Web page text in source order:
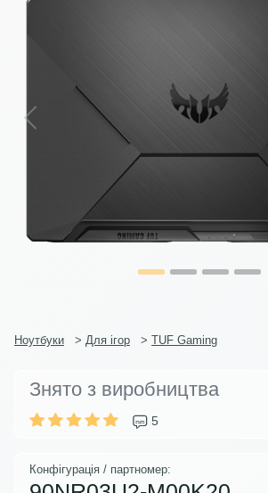
Previous
Ноутбуки > Для ігор > TUF Gaming
Знято з виробництва
5
Конфігурація / партномер: